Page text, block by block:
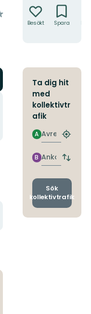
Besökt Spara
Ta dig hit
med
kollektivtr
afik
Avresa
A
Hitta
Ankomst
B
Byt
och
Sök
kollektivtrafik